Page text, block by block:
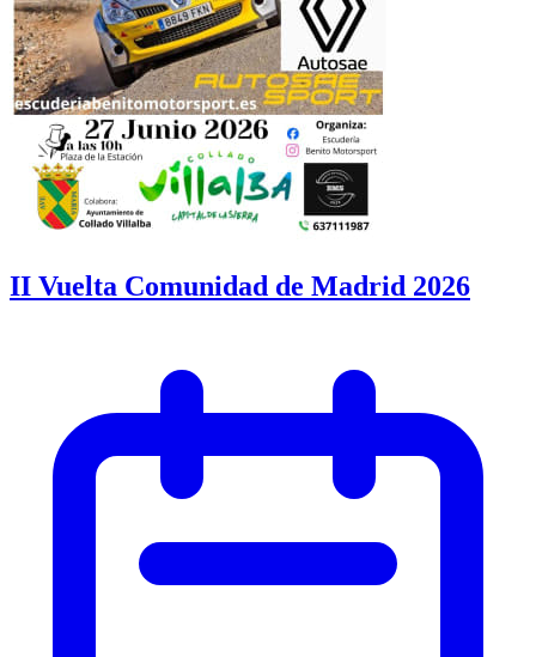
II Vuelta Comunidad de Madrid 2026